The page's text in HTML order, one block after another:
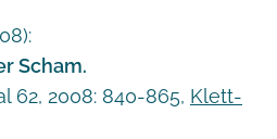
Scham.
62, 2008: 840-865, Klett-